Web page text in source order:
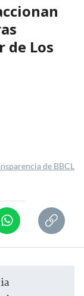
de Los
de BBCL